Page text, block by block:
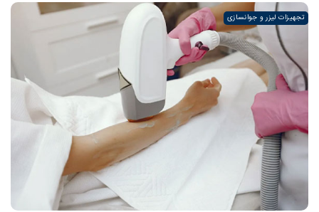
تجهیزات لیزر و جوانسازی